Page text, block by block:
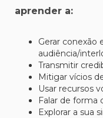
aprender a:
Gerar conexão
audiência/
Transmitir
Mitigar vícios
Usar recursos
Falar de forma
Explorar a sua